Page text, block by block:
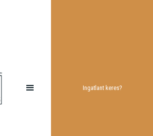
Ingatlant keres?